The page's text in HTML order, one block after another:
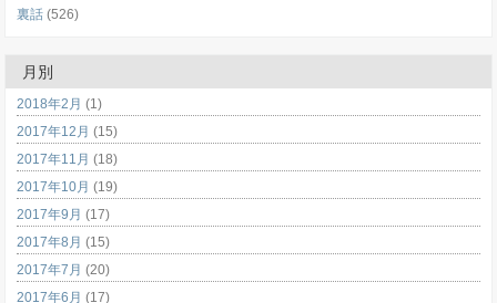
裏話 (526)
月別
2018年2月 (1)
2017年12月 (15)
2017年11月 (18)
2017年10月 (19)
2017年9月 (17)
2017年8月 (15)
2017年7月 (20)
2017年6月 (17)